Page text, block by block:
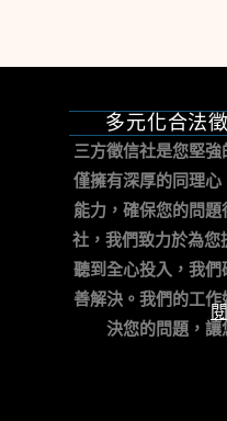
多元化合法
三方徵信社是您堅
僅擁有深厚的同理
能力，確保您的問題
社，我們致力於為您
聽到全心投入，我
善解決。我們的工
決您的問題，讓